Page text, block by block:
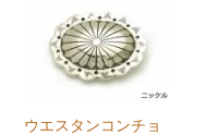
ウエスタンコンチョ